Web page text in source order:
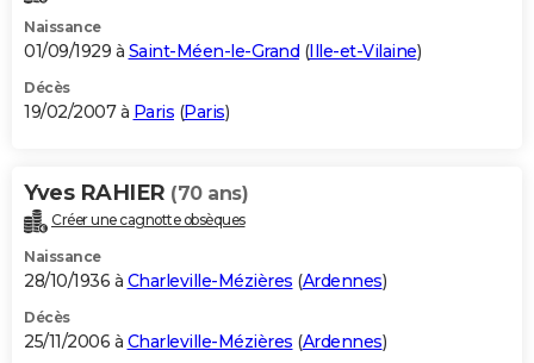
Naissance
01/09/1929 à Saint-Méen-le-Grand (Ille-et-Vilaine)
Décès
19/02/2007 à Paris (Paris)
Yves RAHIER (70 ans)
Créer une cagnotte obsèques
Naissance
28/10/1936 à Charleville-Mézières (Ardennes)
Décès
25/11/2006 à Charleville-Mézières (Ardennes)